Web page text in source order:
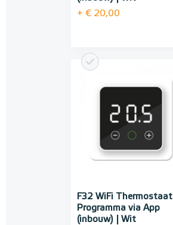
+ € 20,00
F32 WiFi Thermostaat
Programma via App
(inbouw) | Wit